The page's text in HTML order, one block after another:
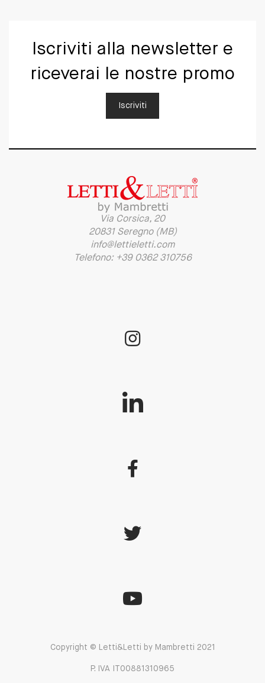
Iscriviti alla newsletter e
riceverai le nostre promo
Iscriviti
Via Corsica, 20
20831 Seregno (MB)
info@lettieletti.com
Telefono: +39 0362 310756
Copyright © Letti&Letti by Mambretti 2021
P. IVA IT00881310965